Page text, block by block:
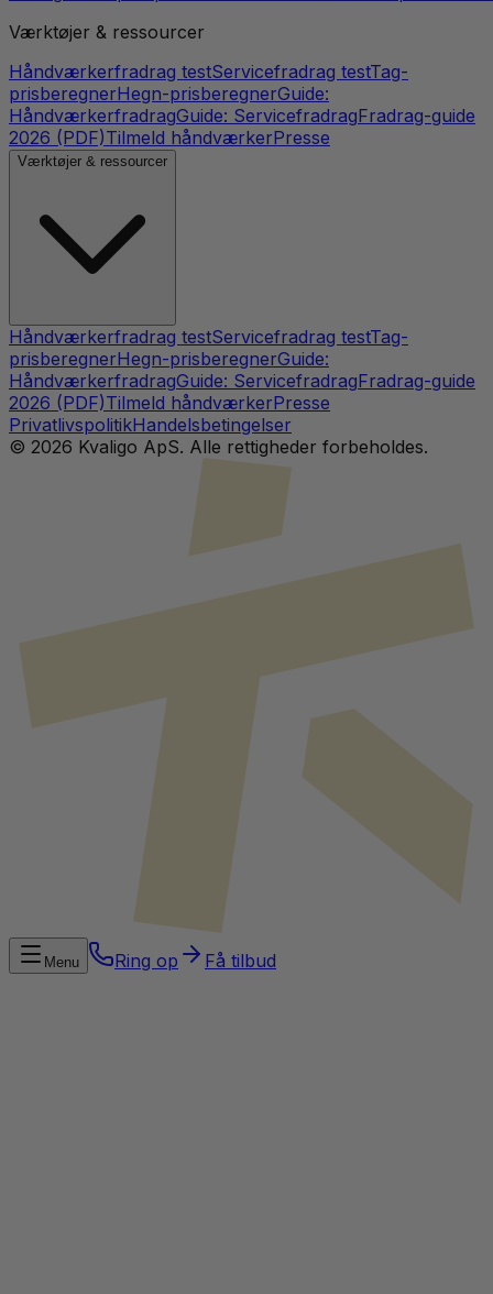
Værktøjer & ressourcer
Håndværkerfradrag testServicefradrag testTag-
prisberegnerHegn-prisberegnerGuide:
HåndværkerfradragGuide: ServicefradragFradrag-guide
2026 (PDF)Tilmeld håndværkerPresse
Værktøjer & ressourcer
Håndværkerfradrag testServicefradrag testTag-
prisberegnerHegn-prisberegnerGuide:
HåndværkerfradragGuide: ServicefradragFradrag-guide
2026 (PDF)Tilmeld håndværkerPresse
PrivatlivspolitikHandelsbetingelser
© 2026 Kvaligo ApS. Alle rettigheder forbeholdes.
Menu Ring op Få tilbud